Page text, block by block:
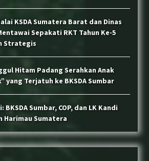
KSDA Sumatera Barat dan Dinas
Sepakati RKT Tahun Ke-5
Strategis
Hitam Padang Serahkan Anak
yang Terjatuh ke BKSDA Sumbar
Sumbar, COP, dan LK Kandi
Harimau Sumatera